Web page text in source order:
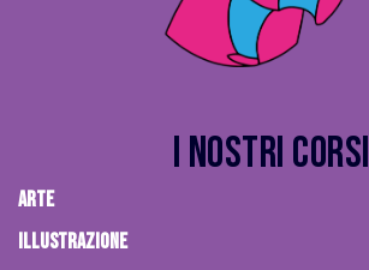
I Nostri Corsi
ARTE
ILLUSTRAZIONE